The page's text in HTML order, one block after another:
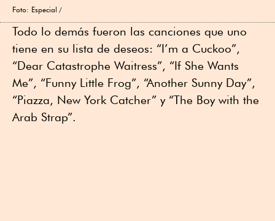
Foto: Especial
Todo lo demás fueron las canciones que uno
tiene en su lista de deseos: “I’m a Cuckoo”,
“Dear Catastrophe Waitress”, “If She Wants
Me”, “Funny Little Frog”, “Another Sunny Day”,
“Piazza, New York Catcher” y “The Boy with the
Arab Strap”.